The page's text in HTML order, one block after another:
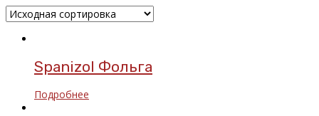
Spanizol Фольга
Подробнее